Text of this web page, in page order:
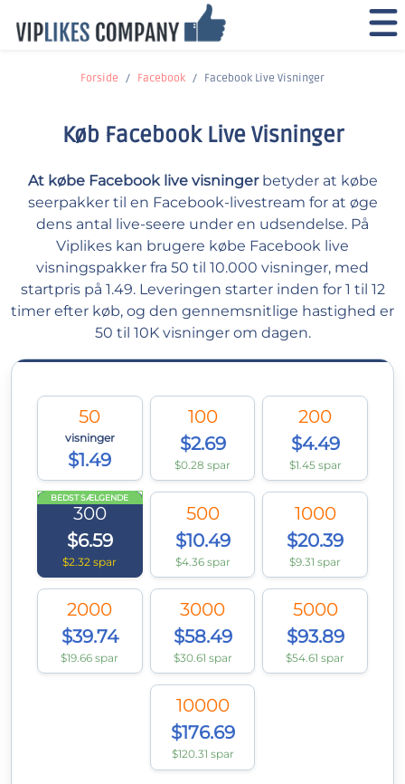
Forside Facebook Facebook Live Visninger
Køb Facebook Live Visninger
At købe Facebook live visningerbetyder at købe
seerpakker til en Facebook-livestream for at øge
dens antal live-seere under en udsendelse. På
Viplikes kan brugere købe Facebook live
visningspakker fra 50 til 10.000 visninger, med
startpris på 1.49. Leveringen starter inden for 1 til 12
timer efter køb, og den gennemsnitlige hastighed er
50 til 10K visninger om dagen.
50
visninger
$1.49
100
$2.69
$0.28 spar
200
$4.49
$1.45 spar
BEDST SÆLGENDE
300
$6.59
$2.32 spar
500
$10.49
$4.36 spar
1000
$20.39
$9.31 spar
2000
$39.74
$19.66 spar
3000
$58.49
$30.61 spar
5000
$93.89
$54.61 spar
10000
$176.69
$120.31 spar